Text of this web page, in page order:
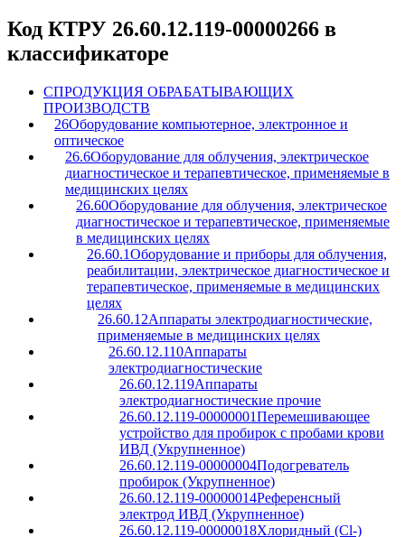
Код КТРУ 26.60.12.119-00000266 в
классификаторе
CПРОДУКЦИЯ ОБРАБАТЫВАЮЩИХ
ПРОИЗВОДСТВ
26Оборудование компьютерное, электронное и
оптическое
26.6Оборудование для облучения, электрическое
диагностическое и терапевтическое, применяемые в
медицинских целях
26.60Оборудование для облучения, электрическое
диагностическое и терапевтическое, применяемые
в медицинских целях
26.60.1Оборудование и приборы для облучения,
реабилитации, электрическое диагностическое и
терапевтическое, применяемые в медицинских
целях
26.60.12Аппараты электродиагностические,
применяемые в медицинских целях
26.60.12.110Аппараты
электродиагностические
26.60.12.119Аппараты
электродиагностические прочие
26.60.12.119-00000001Перемешивающее
устройство для пробирок с пробами крови
ИВД (Укрупненное)
26.60.12.119-00000004Подогреватель
пробирок (Укрупненное)
26.60.12.119-00000014Референсный
электрод ИВД (Укрупненное)
26.60.12.119-00000018Хлоридный (Cl-)